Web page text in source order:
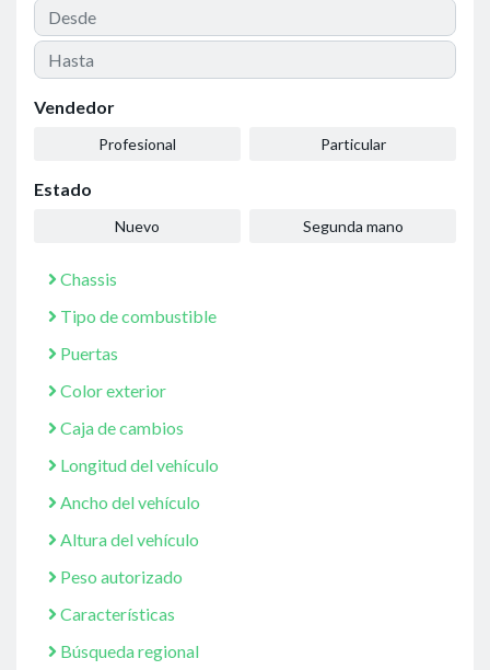
Vendedor
Profesional Particular
Estado
Nuevo Segunda mano
Chassis
Tipo de combustible
Puertas
Color exterior
Caja de cambios
Longitud del vehículo
Ancho del vehículo
Altura del vehículo
Peso autorizado
Características
Búsqueda regional